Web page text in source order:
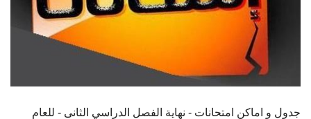
جدول و اماكن امتحانات - نهاية الفصل الدراسي الثانى - للعام